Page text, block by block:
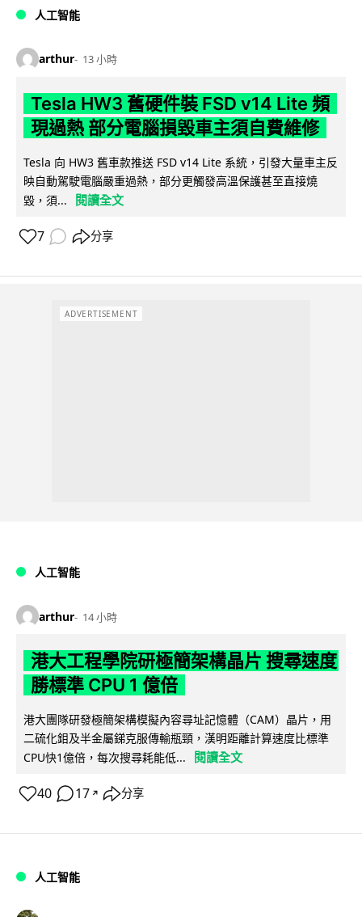
人工智能
arthur 13 小時
Tesla HW3 舊硬件裝 FSD v14 Lite 頻
現過熱 部分電腦損毀車主須自費維修
Tesla 向 HW3 舊車款推送 FSD v14 Lite 系統，引發大量車主反
映自動駕駛電腦嚴重過熱，部分更觸發高溫保護甚至直接燒
毀，須...
閱讀全文
7 分享
ADVERTISEMENT
人工智能
arthur 14 小時
港大工程學院研極簡架構晶片 搜尋速度
勝標準 CPU 1 億倍
港大團隊研發極簡架構模擬內容尋址記憶體（CAM）晶片，用
二硫化鉬及半金屬銻克服傳輸瓶頸，漢明距離計算速度比標準
CPU快1億倍，每次搜尋耗能低...
閱讀全文
40 17 ↗ 分享
人工智能